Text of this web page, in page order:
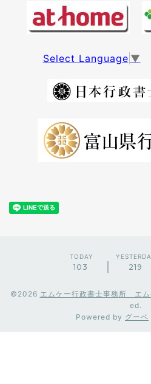
Select Language ▼
TODAY
103 219
©2026 エムケー行政書士事務所 エム
ed.
Powered by グーペ